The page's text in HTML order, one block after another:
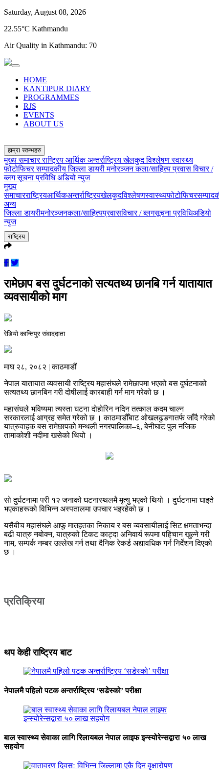
Saturday, August 08, 2026
22.55°C Kathmandu
Air Quality in Kathmandu: 70
HOME
KANTIPUR DIARY
PROGRAMMES
RJS
EVENTS
ABOUT US
हाम्रा स्तम्भहरु
मुख्य समाचारराष्ट्रिय आर्थिकअन्तर्राष्ट्रियखेलकुदविश्लेषणस्वास्थ्य
फोटोफिचरसम्पादकीयजिल्ला डायरीमनोरञ्जनकला/साहित्यप्रवासविचार /
ब्लगसूचना प्रविधिअडियो न्युज
मुख्य
समाचारराष्ट्रियआर्थिकअन्तर्राष्ट्रियखेलकुदविश्लेषणस्वास्थ्यफोटोफिचर
अन्य
जिल्ला डायरीमनोरञ्जनकला/साहित्यप्रवासविचार / ब्लगसूचना प्रविधिअडियो
न्युज
राष्ट्रिय
रामेछाप बस दुर्घटनाको सत्यतथ्य छानबि गर्न यातायात
व्यवसायीको माग
रेडियो कान्तिपुर संवाददाता
माघ २८, २०८२ | काठमाडौं
नेपाल यातायात व्यवसायी राष्ट्रिय महासंघले रामेछापमा भएको बस दुर्घटनाको
सत्यतथ्य छानबिन गरी दोषीलाई कारबाही गर्न माग गरेको छ ।
महासंघले भविष्यमा त्यस्ता घटना दोहोरिन नदिन तत्काल कदम चाल्न
सरकारलाई आग्रह समेत गरेको छ । काठमाडौँबाट ओखलढुङगातर्फ जाँदै गरेको
यात्रुवाहक बस रामेछापको मन्थली नगरपालिका–६, बेनीघाट पुल नजिक
तामाकोशी नदीमा खसेको थियो ।
सो दुर्घटनामा परी १२ जनाको घटनास्थलमै मृत्यु भएको थियो । दुर्घटनामा घाइते
भएकाहरूको विभिन्न अस्पतालमा उपचार भइरहेको छ ।
यसैबीच महासंघले आफू मातहतका निकाय र बस व्यवसायीलाई सिट क्षमताभन्दा
बढी यात्रु नबोक्न, यात्रुको टिकट काट्दा अनिवार्य रूपमा पहिचान खुल्ने गरी
नाम, सम्पर्क नम्बर उल्लेख गर्न तथा दैनिक रेकर्ड अद्यावधिक गर्न निर्देशन दिएको
छ ।
प्रतिक्रिया
थप केही राष्ट्रिय बाट
नेपालमै पहिलो पटक अन्तर्राष्ट्रिय ‘सडेस्को’ परीक्षा
बाल स्वास्थ्य सेवाका लागि रिलायबल नेपाल लाइफ इन्स्योरेन्सद्वारा ५० लाख
सहयोग